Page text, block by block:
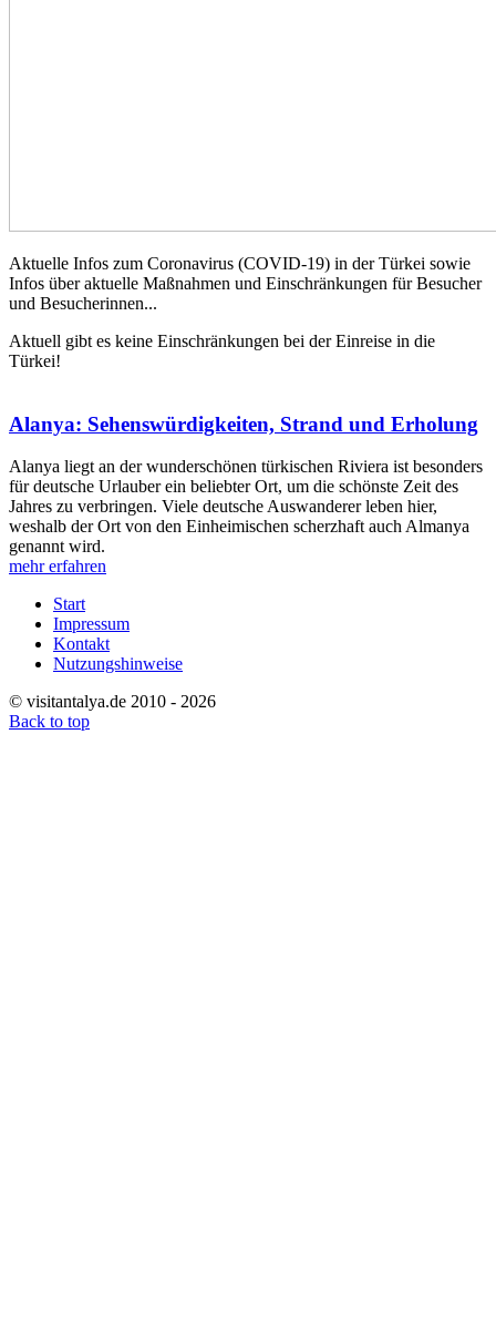
Aktuelle Infos zum Coronavirus (COVID-19) in der Türkei sowie
Infos über aktuelle Maßnahmen und Einschränkungen für Besucher
und Besucherinnen...
Aktuell gibt es keine Einschränkungen bei der Einreise in die
Türkei!
Alanya: Sehenswürdigkeiten, Strand und Erholung
Alanya liegt an der wunderschönen türkischen Riviera ist besonders
für deutsche Urlauber ein beliebter Ort, um die schönste Zeit des
Jahres zu verbringen. Viele deutsche Auswanderer leben hier,
weshalb der Ort von den Einheimischen scherzhaft auch Almanya
genannt wird.
mehr erfahren
Start
Impressum
Kontakt
Nutzungshinweise
© visitantalya.de 2010 - 2026
Back to top